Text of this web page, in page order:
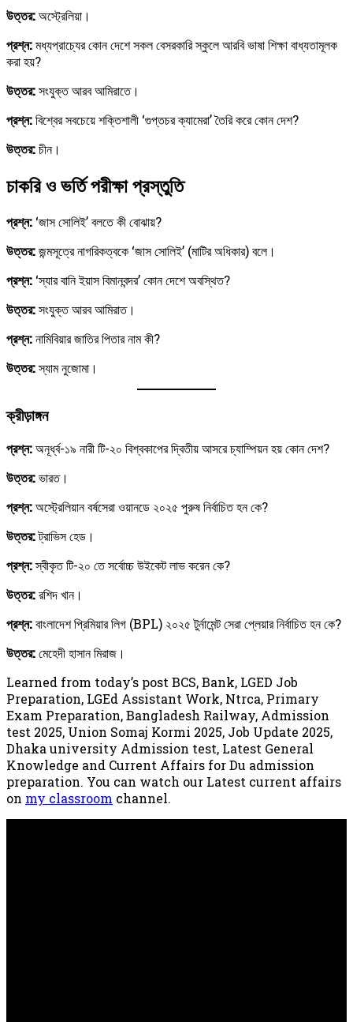
উত্তর:অস্ট্রেলিয়া।
প্রশ্ন:মধ্যপ্রাচ্যের কোন দেশে সকল বেসরকারি স্কুলে আরবি ভাষা শিক্ষা বাধ্যতামূলক
করা হয়?
উত্তর:সংযুক্ত আরব আমিরাতে।
প্রশ্ন:বিশ্বের সবচেয়ে শক্তিশালী ‘গুপ্তচর ক্যামেরা’ তৈরি করে কোন দেশ?
উত্তর:চীন।
চাকরি ও ভর্তি পরীক্ষা প্রস্তুতি
প্রশ্ন: ‘জাস সোলিই’ বলতে কী বোঝায়?
উত্তর:জন্মসূত্রে নাগরিকত্বকে ‘জাস সোলিই’ (মাটির অধিকার) বলে।
প্রশ্ন: ‘স্যার বানি ইয়াস বিমানবন্দর’ কোন দেশে অবস্থিত?
উত্তর:সংযুক্ত আরব আমিরাত।
প্রশ্ন:নামিবিয়ার জাতির পিতার নাম কী?
উত্তর:স্যাম নুজোমা।
ক্রীড়াঙ্গন
প্রশ্ন:অনূর্ধ্ব-১৯ নারী টি-২০ বিশ্বকাপের দ্বিতীয় আসরে চ্যাম্পিয়ন হয় কোন দেশ?
উত্তর:ভারত।
প্রশ্ন:অস্ট্রেলিয়ান বর্ষসেরা ওয়ানডে ২০২৫ পুরুষ নির্বাচিত হন কে?
উত্তর:ট্রাভিস হেড।
প্রশ্ন:স্বীকৃত টি-২০ তে সর্বোচ্চ উইকেট লাভ করেন কে?
উত্তর:রশিদ খান।
প্রশ্ন:বাংলাদেশ প্রিমিয়ার লিগ (BPL) ২০২৫ টুর্নামেন্ট সেরা প্লেয়ার নির্বাচিত হন কে?
উত্তর:মেহেদী হাসান মিরাজ।
Learned from today’s post BCS, Bank, LGED Job
Preparation, LGEd Assistant Work, Ntrca, Primary
Exam Preparation, Bangladesh Railway, Admission
test 2025, Union Somaj Kormi 2025, Job Update 2025,
Dhaka university Admission test, Latest General
Knowledge and Current Affairs for Du admission
preparation. You can watch our Latest current affairs
on my classroom channel.